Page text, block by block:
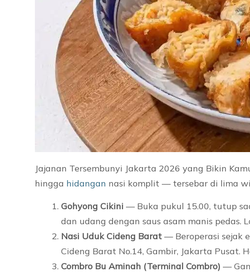
Jajanan Tersembunyi Jakarta 2026 yang Bikin
hingga hidangan nasi komplit — tersebar di lima
Gohyong Cikini — Buka pukul 15.00, tutup
dan udang dengan saus asam manis pedas.
Nasi Uduk Cideng Barat — Beroperasi sejak
Cideng Barat No.14, Gambir, Jakarta Pusat.
Combro Bu Aminah (Terminal Combro) —